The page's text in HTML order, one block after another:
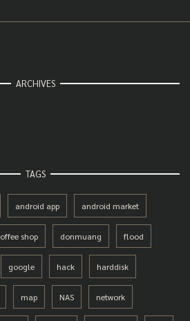
ARCHIVES
TAGS
android app android market
shop donmuang flood
google hack harddisk
map NAS network